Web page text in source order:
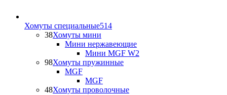
Хомуты специальные514
38Хомуты мини
Мини нержавеющие
Мини MGF W2
98Хомуты пружинные
MGF
MGF
48Хомуты проволочные